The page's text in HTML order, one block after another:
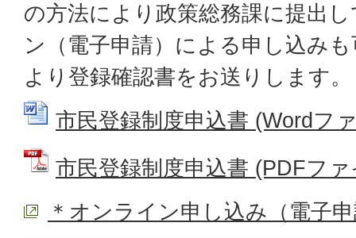
の方法により政策総務課に提出
ン（電子申請）による申し込み
より登録確認書をお送りします
市民登録制度申込書 (Wordフ
市民登録制度申込書 (PDFフ
＊オンライン申し込み（電子